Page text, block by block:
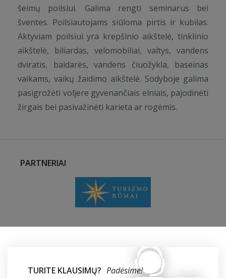
šeimų poilsiui. Galima rengti seminarus bei
šventes. Poilsiautojams siūloma pirtis ir kubilas.
Aktyviam poilsiui yra krepšinio aikštelė, tinklinio
aikštelė, biliardas, velomobiliai, valtys, vandens
dviratis, baidarės, vandens čiuožykla, baseinas
vaikams, vaikų žaidimo aikštelė. Sodyboje galima
pasigrožėti voljere gyvenančiais elniais, pajodinėti
žirgais bei pasivažinėti karieta ar rogėmis.
PARTNERIAI
TURITE KLAUSIMŲ? Padėsime!